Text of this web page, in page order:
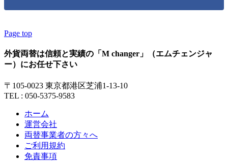
Page top
外貨両替は信頼と実績の「M changer」（エムチェンジャ
ー）にお任せ下さい
〒105-0023 東京都港区芝浦1-13-10
TEL : 050-5375-9583
ホーム
運営会社
両替事業者の方々へ
ご利用規約
免責事項